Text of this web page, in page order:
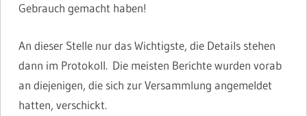
Gebrauch gemacht haben!
An dieser Stelle nur das Wichtigste, die Details stehen
dann im Protokoll. Die meisten Berichte wurden vorab
an diejenigen, die sich zur Versammlung angemeldet
hatten, verschickt.